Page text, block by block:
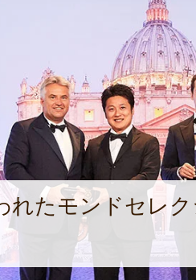
れたモンドセレ